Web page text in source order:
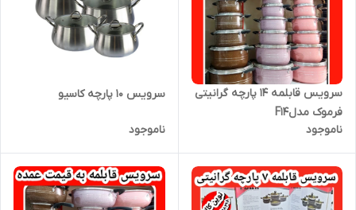
سرویس قابلمه ۱۴ پارچه گرانیتی
فرموک مدلF14
ناموجود
سرویس ۱۰ پارچه کاسیو
ناموجود